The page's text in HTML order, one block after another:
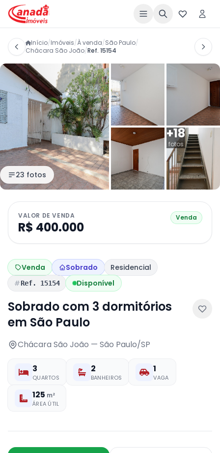
Início/Imóveis/À venda/São Paulo/
Chácara São João/Ref. 15154
+18
fotos
23 fotos
VALOR DE VENDA
R$ 400.000
Venda
Venda Sobrado Residencial
Ref. 15154 Disponível
Sobrado com 3 dormitórios
em São Paulo
Chácara São João — São Paulo/SP
3
QUARTOS
2
BANHEIROS
1
VAGA
125 m²
ÁREA ÚTIL